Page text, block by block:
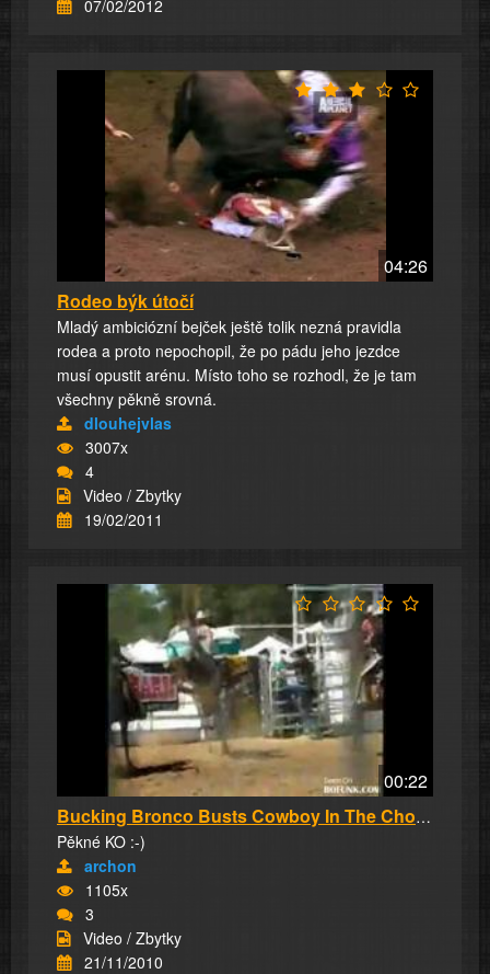
07/02/2012
04:26
Rodeo býk útočí
Mladý ambiciózní bejček ještě tolik nezná pravidla
rodea a proto nepochopil, že po pádu jeho jezdce
musí opustit arénu. Místo toho se rozhodl, že je tam
všechny pěkně srovná.
dlouhejvlas
3007x
4
Video / Zbytky
19/02/2011
00:22
Bucking Bronco Busts Cowboy In The Chops Vide...
Pěkné KO :-)
archon
1105x
3
Video / Zbytky
21/11/2010